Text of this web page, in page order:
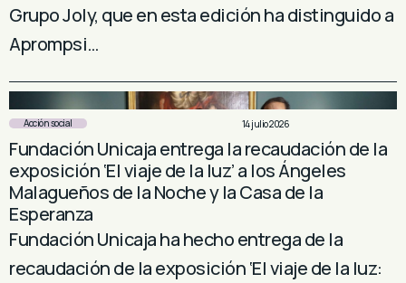
Grupo Joly, que en esta edición ha distinguido a
Aprompsi…
Acción social 14 julio 2026
Fundación Unicaja entrega la recaudación de la
exposición ‘El viaje de la luz’ a los Ángeles
Malagueños de la Noche y la Casa de la
Esperanza
Fundación Unicaja ha hecho entrega de la
recaudación de la exposición ‘El viaje de la luz: